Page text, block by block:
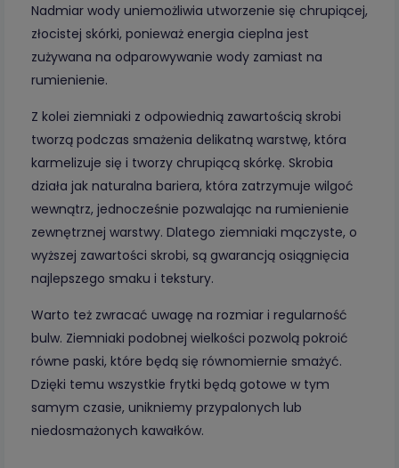
Nadmiar wody uniemożliwia utworzenie się chrupiącej,
złocistej skórki, ponieważ energia cieplna jest
zużywana na odparowywanie wody zamiast na
rumienienie.
Z kolei ziemniaki z odpowiednią zawartością skrobi
tworzą podczas smażenia delikatną warstwę, która
karmelizuje się i tworzy chrupiącą skórkę. Skrobia
działa jak naturalna bariera, która zatrzymuje wilgoć
wewnątrz, jednocześnie pozwalając na rumienienie
zewnętrznej warstwy. Dlatego ziemniaki mączyste, o
wyższej zawartości skrobi, są gwarancją osiągnięcia
najlepszego smaku i tekstury.
Warto też zwracać uwagę na rozmiar i regularność
bulw. Ziemniaki podobnej wielkości pozwolą pokroić
równe paski, które będą się równomiernie smażyć.
Dzięki temu wszystkie frytki będą gotowe w tym
samym czasie, unikniemy przypalonych lub
niedosmażonych kawałków.